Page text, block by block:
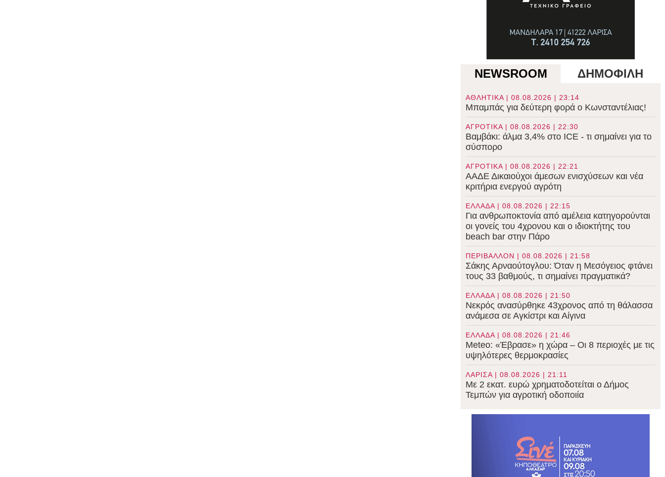
NEWSROOM ΔΗΜΟΦΙΛΗ
ΑΘΛΗΤΙΚΑ | 08.08.2026 | 23:14
Μπαμπάς για δεύτερη φορά ο Κωνσταντέλιας!
ΑΓΡΟΤΙΚΑ | 08.08.2026 | 22:30
Βαμβάκι: άλμα 3,4% στο ICE - τι σημαίνει για το
σύσπορο
ΑΓΡΟΤΙΚΑ | 08.08.2026 | 22:21
ΑΑΔΕ Δικαιούχοι άμεσων ενισχύσεων και νέα
κριτήρια ενεργού αγρότη
ΕΛΛΑΔΑ | 08.08.2026 | 22:15
Για ανθρωποκτονία από αμέλεια κατηγορούνται
οι γονείς του 4χρονου και ο ιδιοκτήτης του
beach bar στην Πάρο
ΠΕΡΙΒΑΛΛΟΝ | 08.08.2026 | 21:58
Σάκης Αρναούτογλου: Όταν η Μεσόγειος φτάνει
τους 33 βαθμούς, τι σημαίνει πραγματικά?
ΕΛΛΑΔΑ | 08.08.2026 | 21:50
Νεκρός ανασύρθηκε 43χρονος από τη θάλασσα
ανάμεσα σε Αγκίστρι και Αίγινα
ΕΛΛΑΔΑ | 08.08.2026 | 21:46
Meteo: «Έβρασε» η χώρα – Οι 8 περιοχές με τις
υψηλότερες θερμοκρασίες
ΛΑΡΙΣΑ | 08.08.2026 | 21:11
Με 2 εκατ. ευρώ χρηματοδοτείται ο Δήμος
Τεμπών για αγροτική οδοποιία